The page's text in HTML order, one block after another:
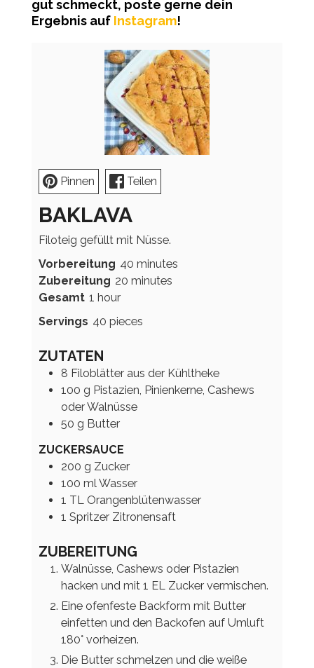
gut schmeckt, poste gerne dein
Ergebnis auf Instagram!
Pinnen Teilen
BAKLAVA
Filoteig gefüllt mit Nüsse.
Vorbereitung 40 minutes
minutes
Zubereitung 20 minutes
minutes
Gesamt 1 hour
hour
Servings 40 pieces
ZUTATEN
8 Filoblätter aus der Kühltheke
100 g Pistazien, Pinienkerne, Cashews
oder Walnüsse
50 g Butter
ZUCKERSAUCE
200 g Zucker
100 mlWasser
1 TL Orangenblütenwasser
1 Spritzer Zitronensaft
ZUBEREITUNG
Walnüsse, Cashews oder Pistazien
hacken und mit 1 EL Zucker vermischen.
Eine ofenfeste Backform mit Butter
einfetten und den Backofen auf Umluft
180° vorheizen.
Die Butter schmelzen und die weiße